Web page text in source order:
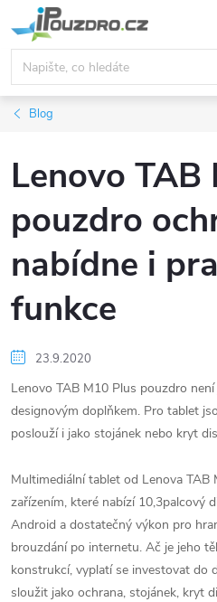
na
obsah
Blog
Lenovo TAB
pouzdro
nabídne i
funkce
23.9.2020
Lenovo TAB M10 Plus pouzdro
designovým doplňkem. Pro tablet
poslouží i jako stojánek nebo kryt
Multimediální tablet od Lenova TAB
zařízením, které nabízí 10,3palcový
Android a dostatečný výkon pro
brouzdání po internetu. Ač je jeho
konstrukcí, vyplatí se investovat do
sloužit jako ochrana, stojánek, kryt